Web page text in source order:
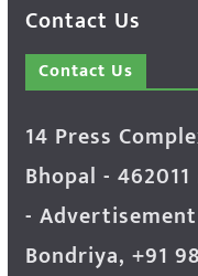
Contact Us
Contact Us
14 Press
Bhopal -
-
Bondriya, +91